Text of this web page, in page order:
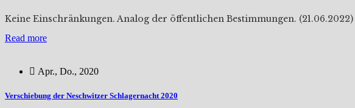
Keine Einschränkungen. Analog der öffentlichen Bestimmungen. (21.06.2022)
Read more
Apr., Do., 2020
Verschiebung der Neschwitzer Schlagernacht 2020